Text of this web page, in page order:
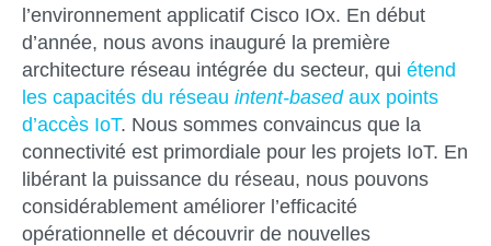
l’environnement applicatif Cisco IOx. En début
d’année, nous avons inauguré la première
architecture réseau intégrée du secteur, qui étend
les capacités du réseau intent-basedaux points
d’accès IoT. Nous sommes convaincus que la
connectivité est primordiale pour les projets IoT. En
libérant la puissance du réseau, nous pouvons
considérablement améliorer l’efficacité
opérationnelle et découvrir de nouvelles